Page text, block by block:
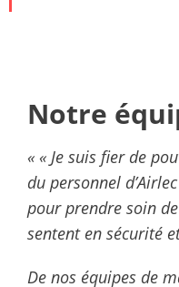
Notre
« « Je suis fier de
du personnel
pour prendre soin
sentent en sécurité
De nos équipes de